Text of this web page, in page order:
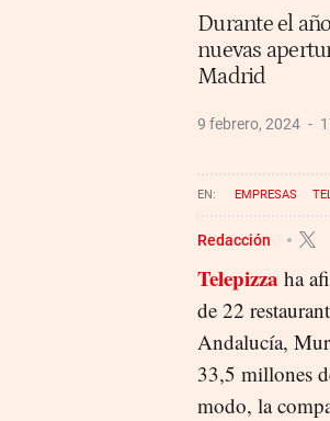
Durante el
nuevas
Madrid
9 febrero, 2024
EMPRESAS
Redacción
Telepizza ha
de 22
Andalucía,
33,5 millones
modo, la